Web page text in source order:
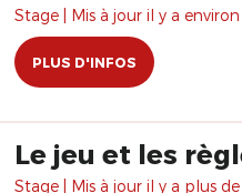
Stage | Mis à jour il y a environ
PLUS D'INFOS
Le jeu et les
Stage | Mis à jour il y a plus de